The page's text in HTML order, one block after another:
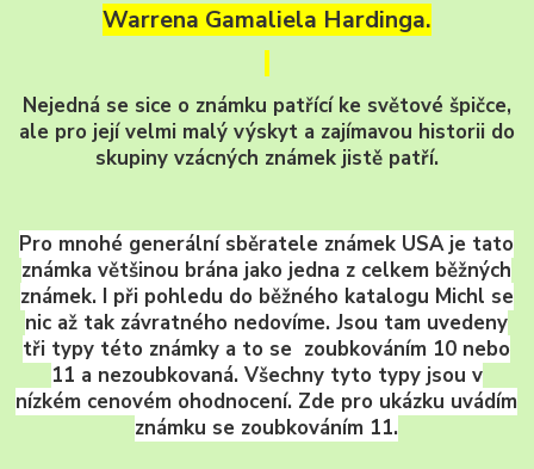
Warrena Gamaliela Hardinga.
Nejedná se sice o známku patřící ke světové špičce,
ale pro její velmi malý výskyt a zajímavou historii do
skupiny vzácných známek jistě patří.
Pro mnohé generální sběratele známek USA je tato
známka většinou brána jako jedna z celkem běžných
známek. I při pohledu do běžného katalogu Michl se
nic až tak závratného nedovíme. Jsou tam uvedeny
tři typy této známky a to se zoubkováním 10 nebo
11 a nezoubkovaná. Všechny tyto typy jsou v
nízkém cenovém ohodnocení. Zde pro ukázku uvádím
známku se zoubkováním 11.